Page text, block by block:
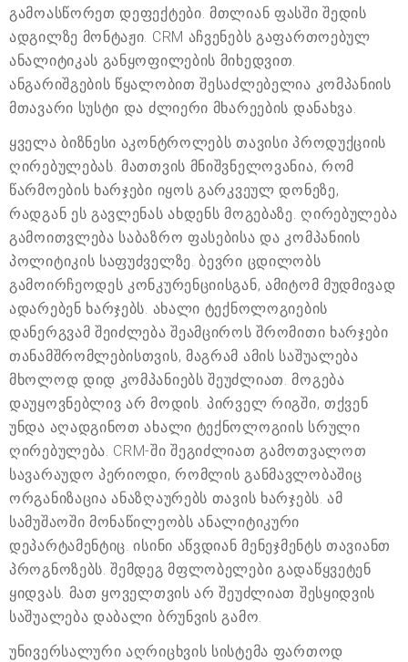
გამოასწორეთ დეფექტები. მთლიან ფასში შედის
ადგილზე მონტაჟი. CRM აჩვენებს გაფართოებულ
ანალიტიკას განყოფილების მიხედვით.
ანგარიშგების წყალობით შესაძლებელია კომპანიის
მთავარი სუსტი და ძლიერი მხარეების დანახვა.
ყველა ბიზნესი აკონტროლებს თავისი პროდუქციის
ღირებულებას. მათთვის მნიშვნელოვანია, რომ
წარმოების ხარჯები იყოს გარკვეულ დონეზე,
რადგან ეს გავლენას ახდენს მოგებაზე. ღირებულება
გამოითვლება საბაზრო ფასებისა და კომპანიის
პოლიტიკის საფუძველზე. ბევრი ცდილობს
გამოირჩეოდეს კონკურენციისგან, ამიტომ მუდმივად
ადარებენ ხარჯებს. ახალი ტექნოლოგიების
დანერგვამ შეიძლება შეამციროს შრომითი ხარჯები
თანამშრომლებისთვის, მაგრამ ამის საშუალება
მხოლოდ დიდ კომპანიებს შეუძლიათ. მოგება
დაუყოვნებლივ არ მოდის. პირველ რიგში, თქვენ
უნდა აღადგინოთ ახალი ტექნოლოგიის სრული
ღირებულება. CRM-ში შეგიძლიათ გამოთვალოთ
სავარაუდო პერიოდი, რომლის განმავლობაშიც
ორგანიზაცია ანაზღაურებს თავის ხარჯებს. ამ
სამუშაოში მონაწილეობს ანალიტიკური
დეპარტამენტიც. ისინი აწვდიან მენეჯმენტს თავიანთ
პროგნოზებს. შემდეგ მფლობელები გადაწყვეტენ
ყიდვას. მათ ყოველთვის არ შეუძლიათ შესყიდვის
საშუალება დაბალი ბრუნვის გამო.
უნივერსალური აღრიცხვის სისტემა ფართოდ